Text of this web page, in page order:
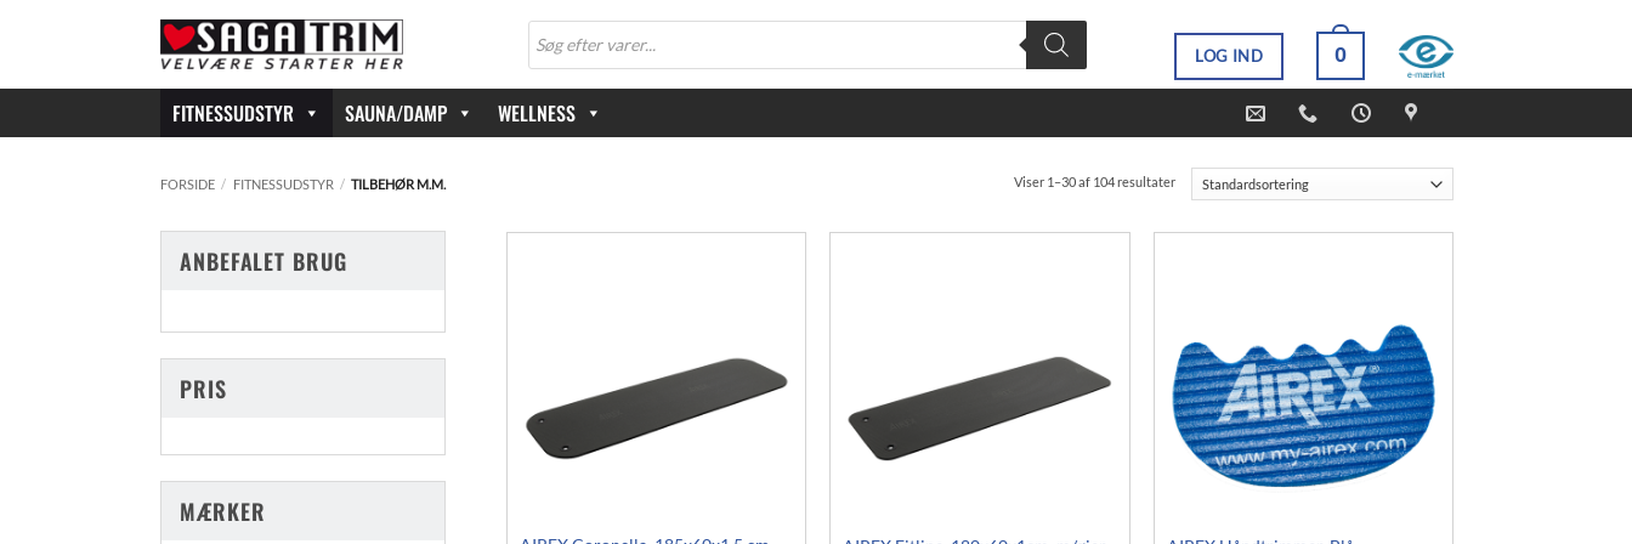
Products
search
LOG IND 0
FITNESSUDSTYR SAUNA/DAMP WELLNESS
FORSIDE / FITNESSUDSTYR / TILBEHØR M.M. Viser 1–30 af 104 resultater
ANBEFALET BRUG
PRIS
MÆRKER